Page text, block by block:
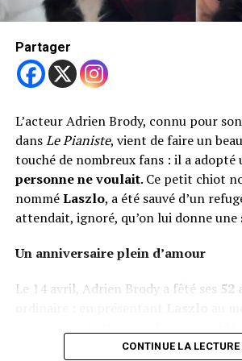
Partager
mortelle
Son rôle semble aller bien au-delà du
compagnie ». Pilaf est devenu
publique de l’actrice. Chaque
soignée, stylisée et cohérente avec
Moore.
Un style partagé entre humain et
les chiens sont intégrés aux univers
chien montre à quel point les animaux
comme des partenaires d’image.
Partager
L’acteur Adrien Brody, connu pour
dansLe Pianiste, vient de faire un
touché de nombreux fans : il a adopté
personne ne voulait. Ce petit chiot
nomméLaszlo, a été sauvé d’un
attendait, ignoré, qu’on lui donne une
Un anniversaire plein d’amour
Le 14 avril, Adrien Brody a fêté ses 52
tendresse, on voit l’acteur allongé sur
CONTINUE LA LECTURE